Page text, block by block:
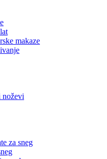
makaze
noževi
za sneg